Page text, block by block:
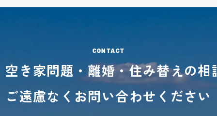
空き家問題・離婚・住み替えの相
ご遠慮なくお問い合わせください